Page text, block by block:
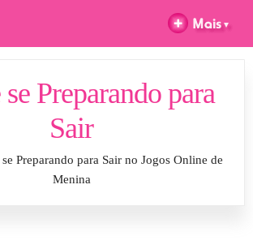
Preparando para
Sair
Preparando para Sair no Jogos Online de
Menina